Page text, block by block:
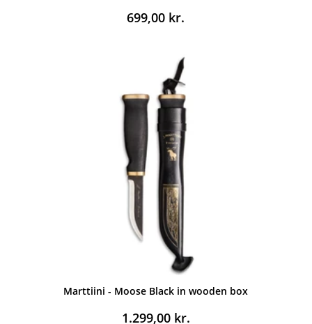
699,00 kr.
Marttiini - Moose Black in wooden box
1.299,00 kr.